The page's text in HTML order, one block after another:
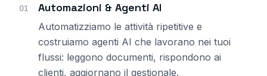
01 Automazioni & Agenti AI
Automatizziamo le attività ripetitive e
costruiamo agenti AI che lavorano nei tuoi
flussi: leggono documenti, rispondono ai
clienti, aggiornano il gestionale.